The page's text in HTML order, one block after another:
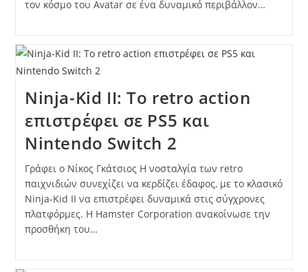
τον κόσμο του Avatar σε ένα δυναμικό περιβάλλον…
Ninja-Kid II: Το retro action
επιστρέφει σε PS5 και
Nintendo Switch 2
Γράφει ο Νίκος Γκάτσιος Η νοσταλγία των retro
παιχνιδιών συνεχίζει να κερδίζει έδαφος, με το κλασικό
Ninja-Kid II να επιστρέφει δυναμικά στις σύγχρονες
πλατφόρμες. Η Hamster Corporation ανακοίνωσε την
προσθήκη του…